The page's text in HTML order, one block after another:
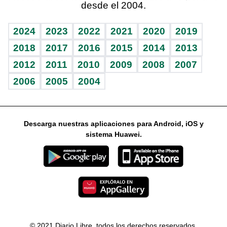
Vida y familia
Eñe
Celebrando la vida
Sin complejos
En pocas palabras
Escuchando al corazón
Economía Personal
Consulta Libre
BRV
TBT Deportivo
Ágora
Guía del dinero
Horóscopos
desde el 2004.
2024 2023 2022 2021 2020
2019
2018
2017 2016 2015 2014
2013
2012
2011 2010 2009 2008
2007
2006
2005 2004
Descarga nuestras aplicaciones para Android, iOS y
sistema Huawei.